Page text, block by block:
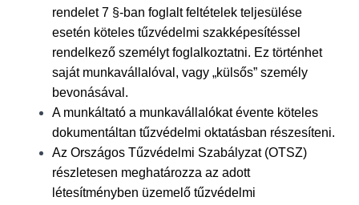
rendelet 7 §-ban foglalt feltételek teljesülése
esetén köteles tűzvédelmi szakképesítéssel
rendelkező személyt foglalkoztatni. Ez történhet
saját munkavállalóval, vagy „külsős” személy
bevonásával.
A munkáltató a munkavállalókat évente köteles
dokumentáltan tűzvédelmi oktatásban részesíteni.
Az Országos Tűzvédelmi Szabályzat (OTSZ)
részletesen meghatározza az adott
létesítményben üzemelő tűzvédelmi